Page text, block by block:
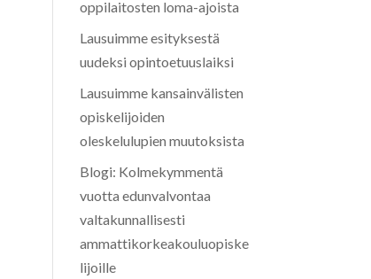
oppilaitosten loma-ajoista
Lausuimme esityksestä
uudeksi opintoetuuslaiksi
Lausuimme kansainvälisten
opiskelijoiden
oleskelulupien muutoksista
Blogi: Kolmekymmentä
vuotta edunvalvontaa
valtakunnallisesti
ammattikorkeakouluopiske
lijoille